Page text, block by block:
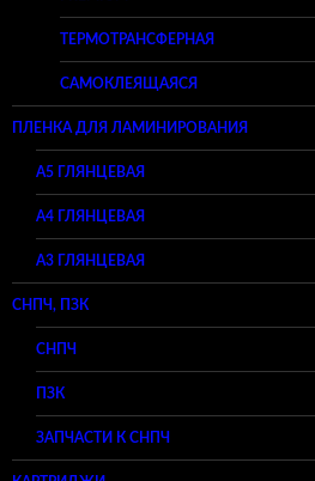
ТЕРМОТРАНСФЕРНАЯ
САМОКЛЕЯЩАЯСЯ
ПЛЕНКА ДЛЯ ЛАМИНИРОВАНИЯ
A5 ГЛЯНЦЕВАЯ
А4 ГЛЯНЦЕВАЯ
A3 ГЛЯНЦЕВАЯ
СНПЧ, ПЗК
СНПЧ
ПЗК
ЗАПЧАСТИ К СНПЧ